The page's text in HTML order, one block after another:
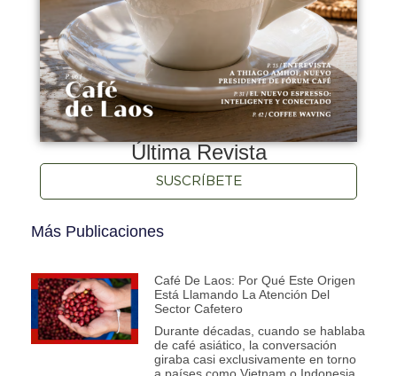
Última Revista
SUSCRÍBETE
Más Publicaciones
Café De Laos: Por Qué Este Origen
Está Llamando La Atención Del
Sector Cafetero
Durante décadas, cuando se hablaba
de café asiático, la conversación
giraba casi exclusivamente en torno